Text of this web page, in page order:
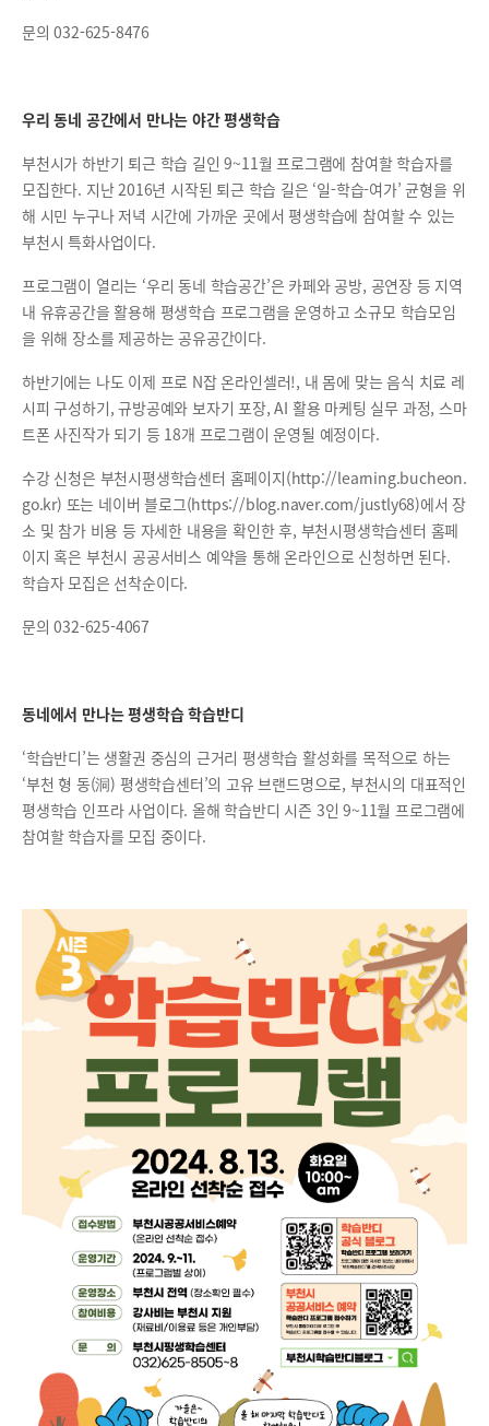
문의 032-625-8476
우리 동네 공간에서 만나는 야간 평생학습
부천시가 하반기 퇴근 학습 길인 9~11월 프로그램에 참여할 학습자를
모집한다. 지난 2016년 시작된 퇴근 학습 길은 ‘일-학습-여가’ 균형을 위
해 시민 누구나 저녁 시간에 가까운 곳에서 평생학습에 참여할 수 있는
부천시 특화사업이다.
프로그램이 열리는 ‘우리 동네 학습공간’은 카페와 공방, 공연장 등 지역
내 유휴공간을 활용해 평생학습 프로그램을 운영하고 소규모 학습모임
을 위해 장소를 제공하는 공유공간이다.
하반기에는 나도 이제 프로 N잡 온라인셀러!, 내 몸에 맞는 음식 치료 레
시피 구성하기, 규방공예와 보자기 포장, AI 활용 마케팅 실무 과정, 스마
트폰 사진작가 되기 등 18개 프로그램이 운영될 예정이다.
수강 신청은 부천시평생학습센터 홈페이지(http://learning.bucheon.
go.kr) 또는 네이버 블로그(https://blog.naver.com/justly68)에서 장
소 및 참가 비용 등 자세한 내용을 확인한 후, 부천시평생학습센터 홈페
이지 혹은 부천시 공공서비스 예약을 통해 온라인으로 신청하면 된다.
학습자 모집은 선착순이다.
문의 032-625-4067
동네에서 만나는 평생학습 학습반디
‘학습반디’는 생활권 중심의 근거리 평생학습 활성화를 목적으로 하는
‘부천 형 동(洞) 평생학습센터’의 고유 브랜드명으로, 부천시의 대표적인
평생학습 인프라 사업이다. 올해 학습반디 시즌 3인 9~11월 프로그램에
참여할 학습자를 모집 중이다.